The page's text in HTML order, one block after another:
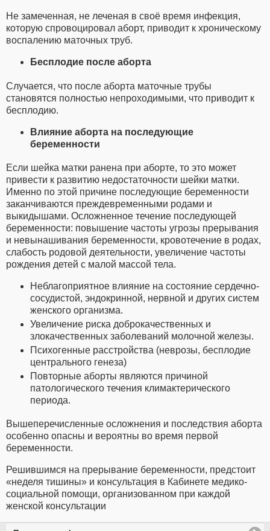
Не замеченная, не леченая в своё время инфекция,
которую спровоцировал аборт, приводит к хроническому
воспалению маточных труб.
Бесплодие после аборта
Случается, что после аборта маточные трубы
становятся полностью непроходимыми, что приводит к
бесплодию.
Влияние аборта на последующие
беременности
Если шейка матки ранена при аборте, то это может
привести к развитию недостаточности шейки матки.
Именно по этой причине последующие беременности
заканчиваются преждевременными родами и
выкидышами. Осложненное течение последующей
беременности: повышение частоты угрозы прерывания
и невынашивания беременности, кровотечение в родах,
слабость родовой деятельности, увеличение частоты
рождения детей с малой массой тела.
Неблагоприятное влияние на состояние сердечно-
сосудистой, эндокринной, нервной и других систем
женского организма.
Увеличение риска доброкачественных и
злокачественных заболеваний молочной железы.
Психогенные расстройства (неврозы, бесплодие
центрального генеза)
Повторные аборты являются причиной
патологического течения климактерического
периода.
Вышеперечисленные осложнения и последствия аборта
особенно опасны и вероятны во время первой
беременности.
Решившимся на прерывание беременности, предстоит
«неделя тишины» и консультация в Кабинете медико-
социальной помощи, организованном при каждой
женской консультации